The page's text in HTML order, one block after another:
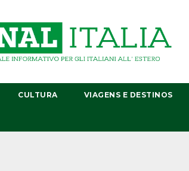
CULTURA VIAGENS E DESTINOS